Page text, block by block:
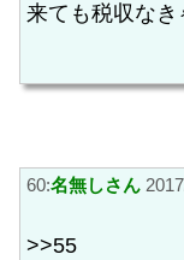
来ても税収なき
60:名無しさん
>>55